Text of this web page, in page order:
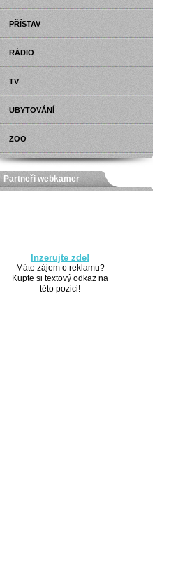
PŘÍSTAV
RÁDIO
TV
UBYTOVÁNÍ
ZOO
Partneři webkamer
Inzerujte zde!
Máte zájem o reklamu?
Kupte si textový odkaz na
této pozici!